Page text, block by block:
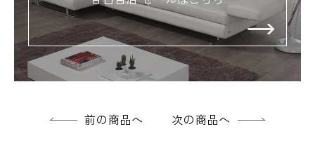
前の商品へ 次の商品へ